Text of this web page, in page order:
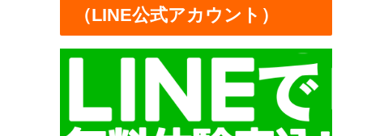
（LINE公式アカウント）